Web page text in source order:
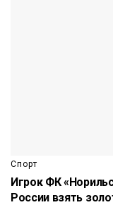
Спорт
Игрок ФК
России взять